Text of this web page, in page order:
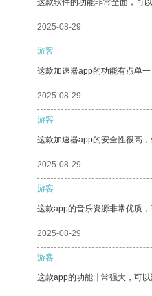
这款软件的功能非常全面，可
2025-08-29
游客
这款加速器app的功能有点单
2025-08-29
游客
这款加速器app的安全性很高
2025-08-29
游客
这款app的音乐资源非常优质，
2025-08-29
游客
这款app的功能非常强大，可